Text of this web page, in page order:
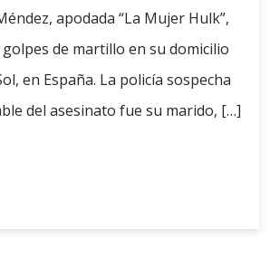
apodada “La Mujer Hulk”,
de martillo en su domicilio
en España. La policía sospecha
del asesinato fue su marido, […]